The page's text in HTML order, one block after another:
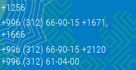
+1256
+996 (312) 66-90-15 +1671,
+1666
+996 (312) 66-90-15 +2120
+996 (312) 61-04-00